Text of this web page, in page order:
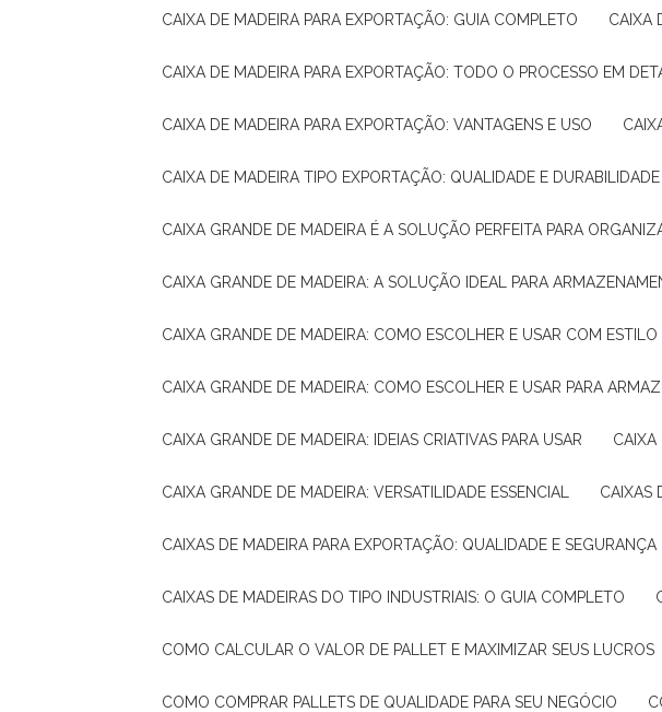
CAIXA DE MADEIRA PARA EXPORTAÇÃO: GUIA COMPLETO
CAIXA DE MADEIRA PARA EXPORTAÇÃO: TODO O PROCESSO EM
CAIXA DE MADEIRA PARA EXPORTAÇÃO: VANTAGENS E USO
CAIXA DE MADEIRA TIPO EXPORTAÇÃO: QUALIDADE E DURABILIDADE
CAIXA GRANDE DE MADEIRA É A SOLUÇÃO PERFEITA PARA
CAIXA GRANDE DE MADEIRA: A SOLUÇÃO IDEAL PARA
CAIXA GRANDE DE MADEIRA: COMO ESCOLHER E USAR COM
CAIXA GRANDE DE MADEIRA: COMO ESCOLHER E USAR PARA
CAIXA GRANDE DE MADEIRA: IDEIAS CRIATIVAS PARA USAR
CAIXA GRANDE DE MADEIRA: VERSATILIDADE ESSENCIAL
CAIXAS DE MADEIRA PARA EXPORTAÇÃO: QUALIDADE E SEGURANÇA
CAIXAS DE MADEIRAS DO TIPO INDUSTRIAIS: O GUIA COMPLETO
COMO CALCULAR O VALOR DE PALLET E MAXIMIZAR SEUS LUCROS
COMO COMPRAR PALLETS DE QUALIDADE PARA SEU NEGÓCIO